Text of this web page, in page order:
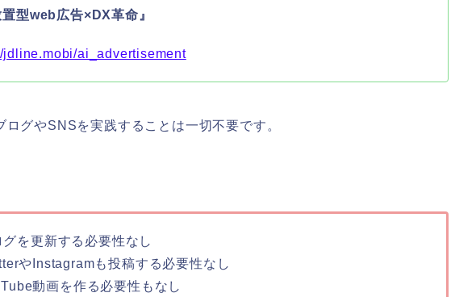
置型web広告×DX革命』
jdline.mobi/ai_advertisement
ログやSNSを実践することは一切不要です。
グを更新する必要性なし
やInstagramも投稿する必要性なし
動画を作る必要性もなし